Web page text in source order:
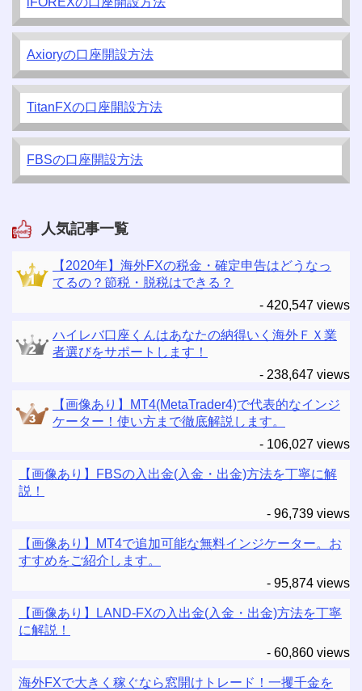
Axioryの口座開設方法
TitanFXの口座開設方法
FBSの口座開設方法
人気記事一覧
【2020年】海外FXの税金・確定申告はどうなっ
てるの？節税・脱税はできる？
- 420,547 views
ハイレバ口座くんはあなたの納得いく海外ＦＸ業
者選びをサポートします！
- 238,647 views
【画像あり】MT4(MetaTrader4)で代表的なインジ
ケーター！使い方まで徹底解説します。
- 106,027 views
【画像あり】FBSの入出金(入金・出金)方法を丁寧に解
説！
- 96,739 views
【画像あり】MT4で追加可能な無料インジケーター。お
すすめをご紹介します。
- 95,874 views
【画像あり】LAND-FXの入出金(入金・出金)方法を丁寧
に解説！
- 60,860 views
海外FXで大きく稼ぐなら窓開けトレード！一攫千金を